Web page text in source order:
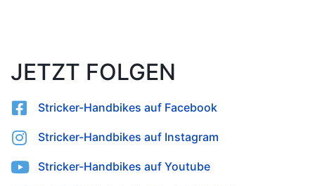
JETZT FOLGEN
Stricker-Handbikes auf Facebook
Stricker-Handbikes auf Instagram
Stricker-Handbikes auf Youtube